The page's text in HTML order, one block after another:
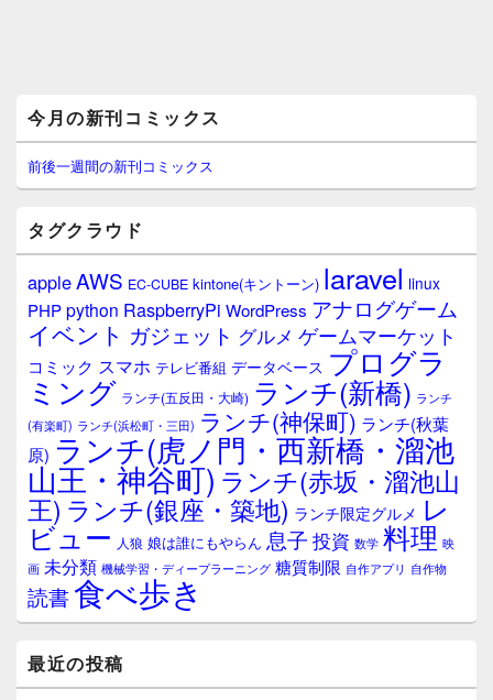
イ
ン
サ
イ
ウ
ィ
ジ
ェ
ア
今月の新刊コミックス
前後一週間の新刊コミックス
タグクラウド
appleAWS EC-CUBE kintone(キントーン) laravel linux
PHPpython RaspberryPi WordPress アナログゲーム
イベント ガジェット グルメ ゲームマーケット
コミック スマホ テレビ番組 データベース プログラ
ミング ランチ(五反田・大崎) ランチ(新橋) ランチ
(有楽町) ランチ(浜松町・三田) ランチ(神保町) ランチ(秋葉
原) ランチ(虎ノ門・西新橋・溜池
山王・神谷町) ランチ(赤坂・溜池山
王) ランチ(銀座・築地) ランチ限定グルメ レ
ビュー 人狼 娘は誰にもやらん 息子 投資 数学 料理 映
画 未分類 機械学習・ディープラーニング 糖質制限 自作アプリ 自作物
読書食べ歩き
最近の投稿